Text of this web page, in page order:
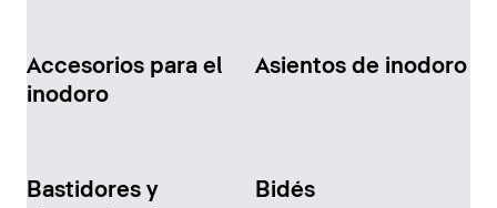
Accesorios para el
inodoro
Asientos de inodoro
Bastidores y
Bidés